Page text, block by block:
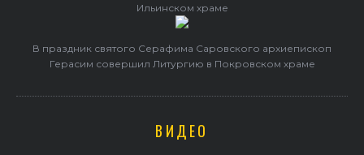
Ильинском храме
В праздник святого Серафима Саровского архиепископ
Герасим совершил Литургию в Покровском храме
ВИДЕО